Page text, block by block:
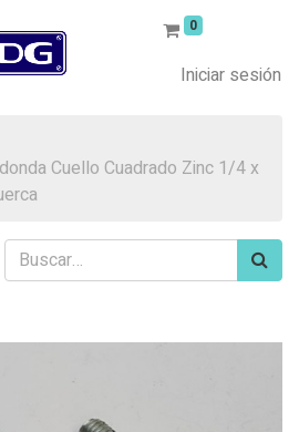
0
Iniciar sesión
Cuello Cuadrado Zinc 1/4 x